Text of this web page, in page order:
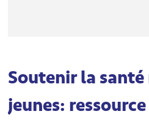
Soutenir la
jeunes: